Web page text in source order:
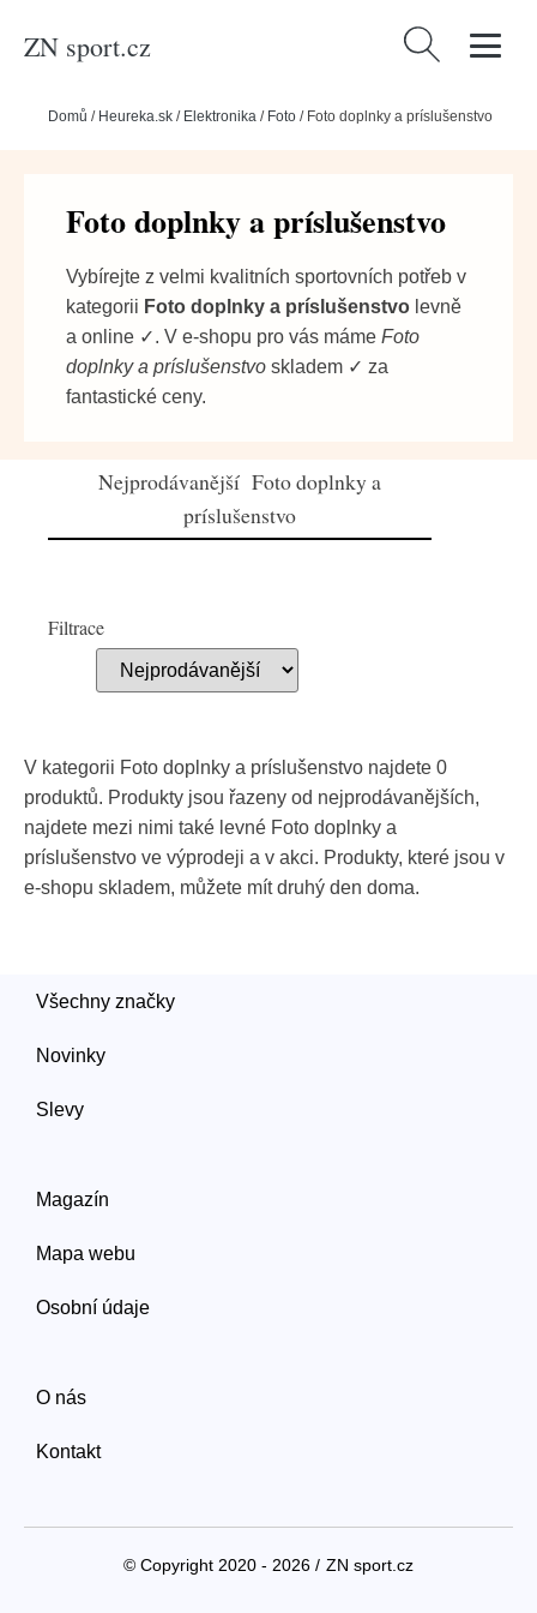
ZN sport.cz Vyhledávání
Domů / Heureka.sk / Elektronika / Foto / Foto doplnky a príslušenstvo
Foto doplnky a príslušenstvo
Vybírejte z velmi kvalitních sportovních potřeb v
kategorii Foto doplnky a príslušenstvo levně
a online ✓. V e-shopu pro vás máme Foto
doplnky a príslušenstvo skladem ✓ za
fantastické ceny.
Nejprodávanější Foto doplnky a
príslušenstvo
Filtrace
V kategorii Foto doplnky a príslušenstvo najdete 0
produktů. Produkty jsou řazeny od nejprodávanějších,
najdete mezi nimi také levné Foto doplnky a
príslušenstvo ve výprodeji a v akci. Produkty, které jsou v
e-shopu skladem, můžete mít druhý den doma.
Všechny značky
Novinky
Slevy
Magazín
Mapa webu
Osobní údaje
O nás
Kontakt
© Copyright 2020 - 2026 / ZN sport.cz